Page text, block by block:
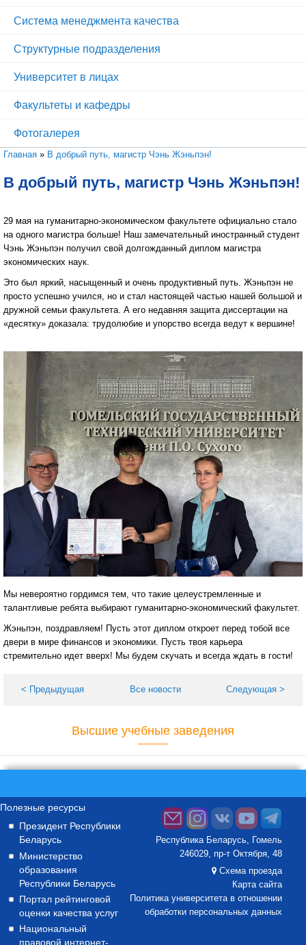
Система менеджмента качества
Структурные подразделения
Университет в лицах
Факультеты и кафедры
Фотогалерея
Вы здесь
Главная » В добрый путь, магистр Чэнь Жэньпэн!
В добрый путь, магистр Чэнь Жэньпэн!
29 мая на гуманитарно-экономическом факультете официально стало
на одного магистра больше! Наш замечательный иностранный студент
Чэнь Жэньпэн получил свой долгожданный диплом магистра
экономических наук.
Это был яркий, насыщенный и очень продуктивный путь. Жэньпэн не
просто успешно учился, но и стал настоящей частью нашей большой и
дружной семьи факультета. А его недавняя защита диссертации на
«десятку» доказала: трудолюбие и упорство всегда ведут к вершине!
Мы невероятно гордимся тем, что такие целеустремленные и
талантливые ребята выбирают гуманитарно-экономический факультет.
Жэньпэн, поздравляем! Пусть этот диплом откроет перед тобой все
двери в мире финансов и экономики. Пусть твоя карьера
стремительно идет вверх! Мы будем скучать и всегда ждать в гости!
< Предыдущая Все новости Следующая >
Высшие учебные заведения
Полезные ресурсы
Президент Республики
Беларусь
Министерство
образования
Республики Беларусь
Портал рейтинговой
оценки качества услуг
Национальный
правовой интернет-
Республика Беларусь, Гомель
246029, пр-т Октября, 48
Схема проезда
Карта сайта
Политика университета в отношении
обработки персональных данных